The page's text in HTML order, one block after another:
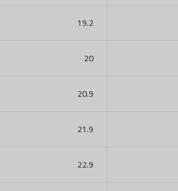
19.2
20
20.9
21.9
22.9